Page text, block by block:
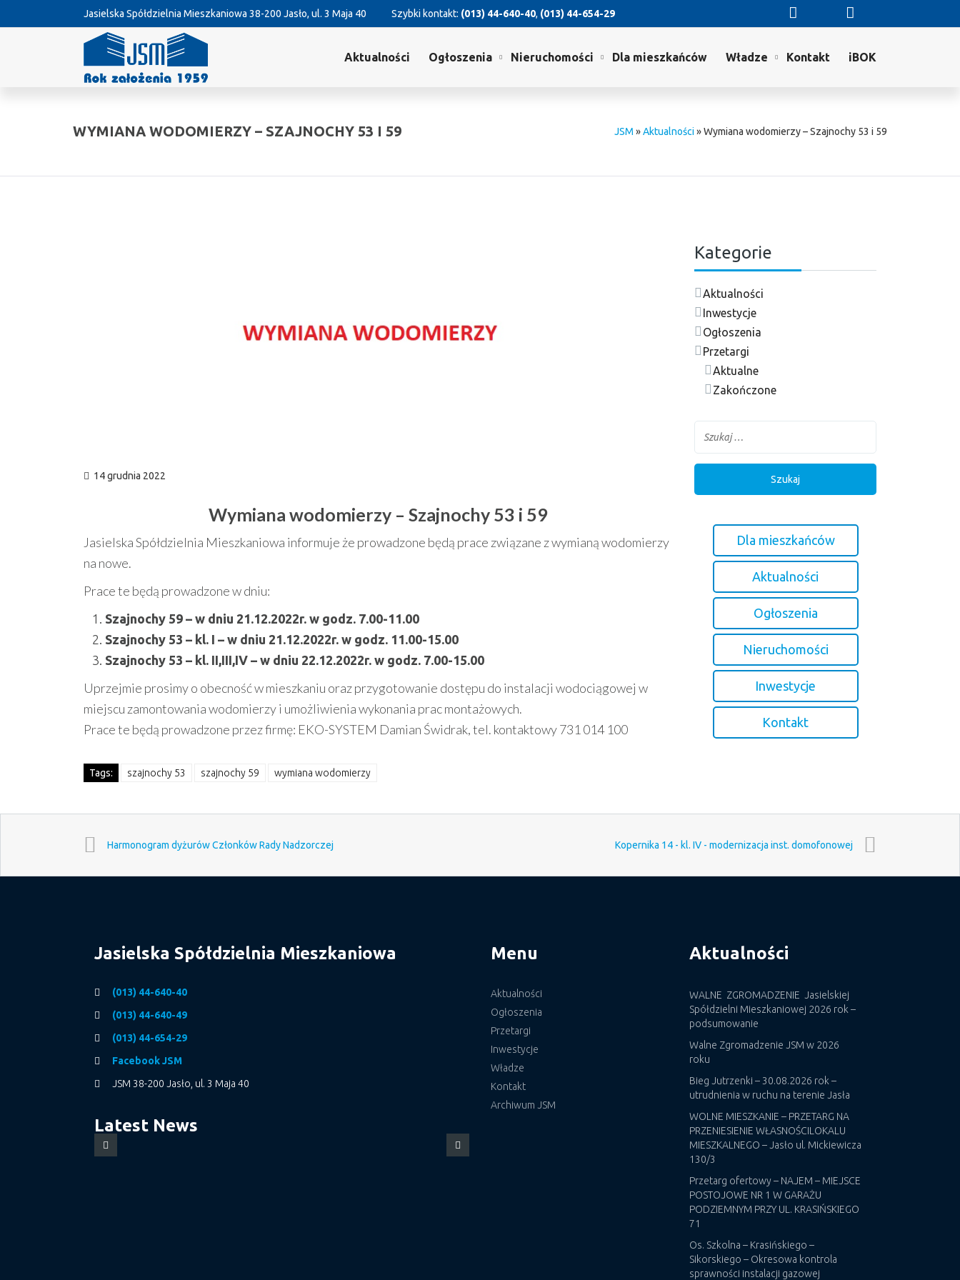
Jasielska Spółdzielnia Mieszkaniowa 38-200 Jasło, ul. 3 Maja 40 Szybki kontakt: (013) 44-640-40, (013) 44-654-29
Aktualności Ogłoszenia Nieruchomości Dla mieszkańców Władze Kontakt iBOK
WYMIANA WODOMIERZY – SZAJNOCHY 53 I 59 JSM »Aktualności»Wymiana wodomierzy – Szajnochy 53 i 59
14 grudnia 2022
Wymiana wodomierzy – Szajnochy 53 i 59
Jasielska Spółdzielnia Mieszkaniowa informuje że prowadzone będą prace związane z wymianą wodomierzy
na nowe.
Prace te będą prowadzone w dniu:
Szajnochy 59 – w dniu 21.12.2022r. w godz. 7.00-11.00
Szajnochy 53 – kl. I – w dniu 21.12.2022r. w godz. 11.00-15.00
Szajnochy 53 – kl. II,III,IV – w dniu 22.12.2022r. w godz. 7.00-15.00
Uprzejmie prosimy o obecność w mieszkaniu oraz przygotowanie dostępu do instalacji wodociągowej w
miejscu zamontowania wodomierzy i umożliwienia wykonania prac montażowych.
Prace te będą prowadzone przez firmę: EKO-SYSTEM Damian Świdrak, tel. kontaktowy 731 014 100
Tags: szajnochy 53 szajnochy 59 wymiana wodomierzy
Kategorie
Aktualności
Inwestycje
Ogłoszenia
Przetargi
Aktualne
Zakończone
Dla mieszkańców
Aktualności
Ogłoszenia
Nieruchomości
Inwestycje
Kontakt
Harmonogram dyżurów Członków Rady Nadzorczej Kopernika 14 - kl. IV - modernizacja inst. domofonowej
Jasielska Spółdzielnia Mieszkaniowa
(013) 44-640-40
(013) 44-640-49
(013) 44-654-29
Facebook JSM
JSM 38-200 Jasło, ul. 3 Maja 40
Latest News
Menu
Aktualności
Ogłoszenia
Przetargi
Inwestycje
Władze
Kontakt
Archiwum JSM
Aktualności
WALNE ZGROMADZENIE Jasielskiej
Spółdzielni Mieszkaniowej 2026 rok –
podsumowanie
Walne Zgromadzenie JSM w 2026
roku
Bieg Jutrzenki – 30.08.2026 rok –
utrudnienia w ruchu na terenie Jasła
WOLNE MIESZKANIE – PRZETARG NA
PRZENIESIENIE WŁASNOŚCILOKALU
MIESZKALNEGO – Jasło ul. Mickiewicza
130/3
Przetarg ofertowy – NAJEM – MIEJSCE
POSTOJOWE NR 1 W GARAŻU
PODZIEMNYM PRZY UL. KRASIŃSKIEGO
71
Os. Szkolna – Krasińskiego –
Sikorskiego – Okresowa kontrola
sprawności instalacji gazowej